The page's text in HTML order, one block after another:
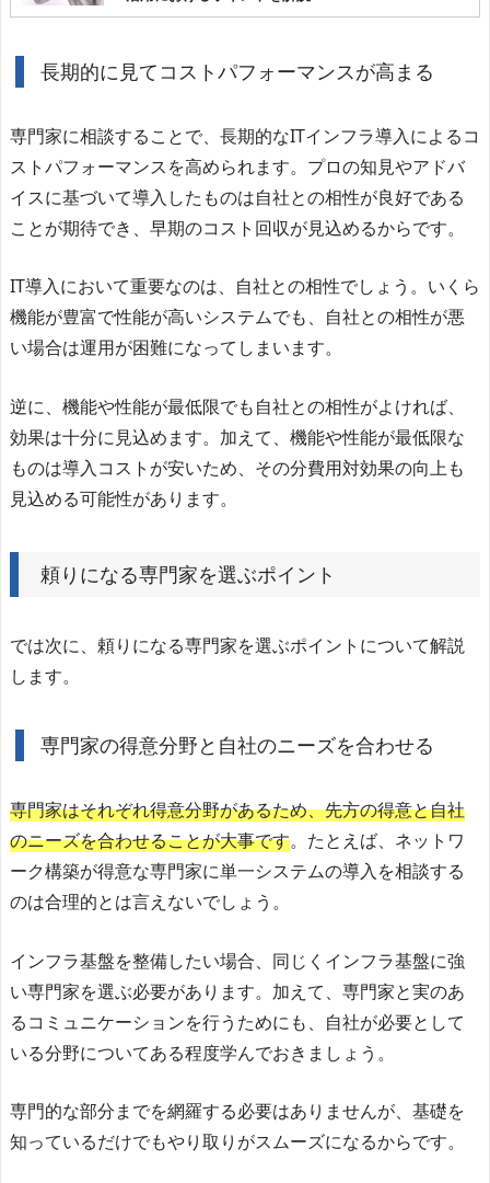
長期的に見てコストパフォーマンスが高まる
専門家に相談することで、長期的なITインフラ導入によるコ
ストパフォーマンスを高められます。プロの知見やアドバ
イスに基づいて導入したものは自社との相性が良好である
ことが期待でき、早期のコスト回収が見込めるからです。
IT導入において重要なのは、自社との相性でしょう。いくら
機能が豊富で性能が高いシステムでも、自社との相性が悪
い場合は運用が困難になってしまいます。
逆に、機能や性能が最低限でも自社との相性がよければ、
効果は十分に見込めます。加えて、機能や性能が最低限な
ものは導入コストが安いため、その分費用対効果の向上も
見込める可能性があります。
頼りになる専門家を選ぶポイント
では次に、頼りになる専門家を選ぶポイントについて解説
します。
専門家の得意分野と自社のニーズを合わせる
専門家はそれぞれ得意分野があるため、先方の得意と自社
のニーズを合わせることが大事です。たとえば、ネットワ
ーク構築が得意な専門家に単一システムの導入を相談する
のは合理的とは言えないでしょう。
インフラ基盤を整備したい場合、同じくインフラ基盤に強
い専門家を選ぶ必要があります。加えて、専門家と実のあ
るコミュニケーションを行うためにも、自社が必要として
いる分野についてある程度学んでおきましょう。
専門的な部分までを網羅する必要はありませんが、基礎を
知っているだけでもやり取りがスムーズになるからです。